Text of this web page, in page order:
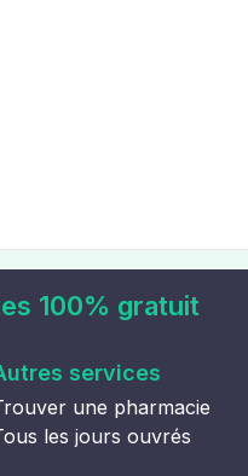
100% gratuit
services
une pharmacie
les jours ouvrés